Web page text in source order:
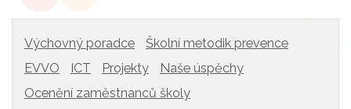
Výchovný poradce
Školní metodik prevence
EVVO
ICT Projekty
Naše úspěchy
Ocenění zaměstnanců školy